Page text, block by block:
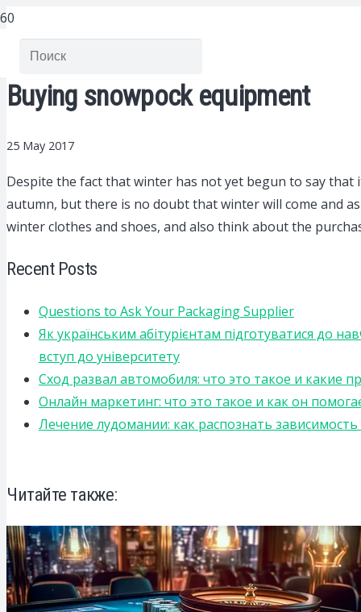
Buying snowpock equipment
25 May 2017
Despite the fact that winter has not yet begun to say that
autumn, but there is no doubt that winter will come and
winter clothes and shoes, and also think about the
Recent Posts
Questions to Ask Your Packaging Supplier
Як українським абітурієнтам підготуватися до
вступ до університету
Сход развал автомобиля: что это такое и какие
Онлайн маркетинг: что это такое и как он
Лечение лудомании: как распознать
Читайте также: